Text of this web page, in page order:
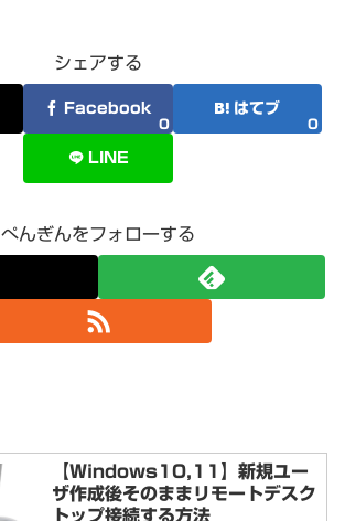
シェアする
Facebook
0
はてブ
0
LINE
ぺんぎんをフォローする
【Windows10,11】新規ユー
ザ作成後そのままリモートデスク
トップ接続する方法